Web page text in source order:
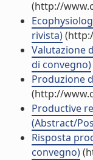
(http://
rivista)
Valutazione
di convegno)
Produzione
(http://
Productive
(Abstract/
Risposta
convegno)